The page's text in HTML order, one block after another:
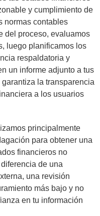
y cumplimiento de
normas contables
del proceso, evaluamos
luego planificamos los
respaldatoria y
un informe adjunto a tus
la transparencia
a los usuarios
principalmente
para obtener una
financieros no
de una
una revisión
más bajo y no
en tu información